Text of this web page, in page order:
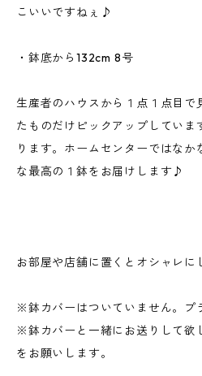
こいいですねぇ♪
・鉢底から132cm 8号
生産者のハウスから１点１点目で
たものだけピックアップしてい
ります。ホームセンターではなか
な最高の１鉢をお届けします♪
お部屋や店舗に置くとオシャレ
※鉢カバーはついていません。プ
※鉢カバーと一緒にお送りして欲
をお願いします。